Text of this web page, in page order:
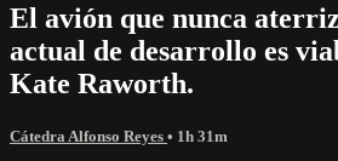
El avión que nunca
actual de desarrollo es
Kate Raworth.
Cátedra Alfonso Reyes • 1h 31m